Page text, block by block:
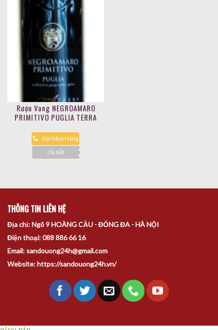
Rượu Vang NEGROAMARO
PRIMITIVO PUGLIA TERRA
Gọi Mua Hàng
chi tiết
THÔNG TIN LIÊN HỆ
Địa chỉ: Ngõ 9 HOÀNG CẦU - ĐỐNG ĐA - HÀ NỘI
Điện thoại: 088 886 66 16
Email: sandouong24h@gmail.com
Website: https://sandouong24h.vn/